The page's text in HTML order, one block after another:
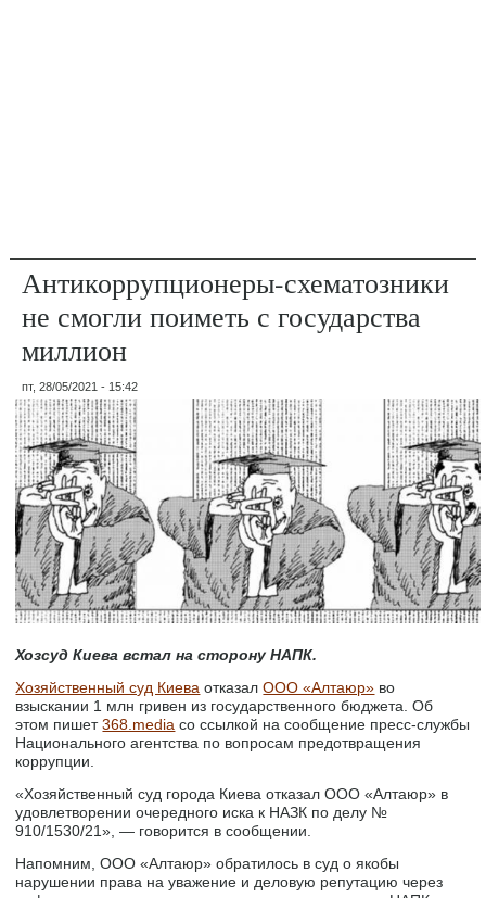
Антикоррупционеры-схематозники
не смогли поиметь с государства
миллион
пт, 28/05/2021 - 15:42
Хозсуд Киева встал на сторону НАПК.
Хозяйственный суд Киева отказалООО «Алтаюр» во
взыскании 1 млн гривен из государственного бюджета. Об
этом пишет368.media со ссылкой на сообщение пресс-службы
Национального агентства по вопросам предотвращения
коррупции.
«Хозяйственный суд города Киева отказал ООО «Алтаюр» в
удовлетворении очередного иска к НАЗК по делу №
910/1530/21», — говорится в сообщении.
Напомним, ООО «Алтаюр» обратилось в суд о якобы
нарушении права на уважение и деловую репутацию через